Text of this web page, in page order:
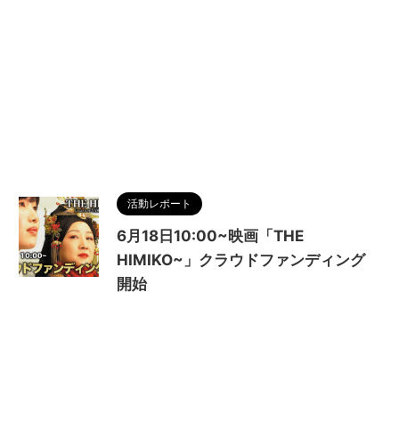
活動レポート
6月18日10:00~映画「THE
HIMIKO~」クラウドファンディング
開始